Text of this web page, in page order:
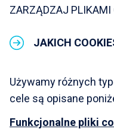
ZARZĄDZAJ
JAKICH
Używamy różnych
cele są opisane
Funkcjonalne pliki